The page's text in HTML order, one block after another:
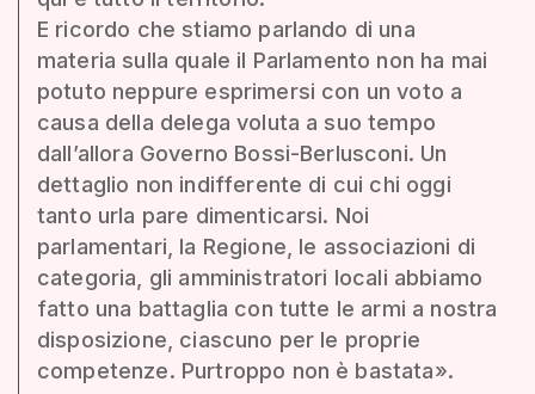
E ricordo che stiamo parlando di una
materia sulla quale il Parlamento non ha mai
potuto neppure esprimersi con un voto a
causa della delega voluta a suo tempo
dall’allora Governo Bossi-Berlusconi. Un
dettaglio non indifferente di cui chi oggi
tanto urla pare dimenticarsi. Noi
parlamentari, la Regione, le associazioni di
categoria, gli amministratori locali abbiamo
fatto una battaglia con tutte le armi a nostra
disposizione, ciascuno per le proprie
competenze. Purtroppo non è bastata».